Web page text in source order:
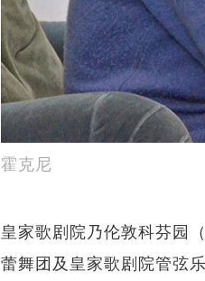
霍克尼
皇家歌剧院乃伦敦科芬园
蕾舞团及皇家歌剧院管弦